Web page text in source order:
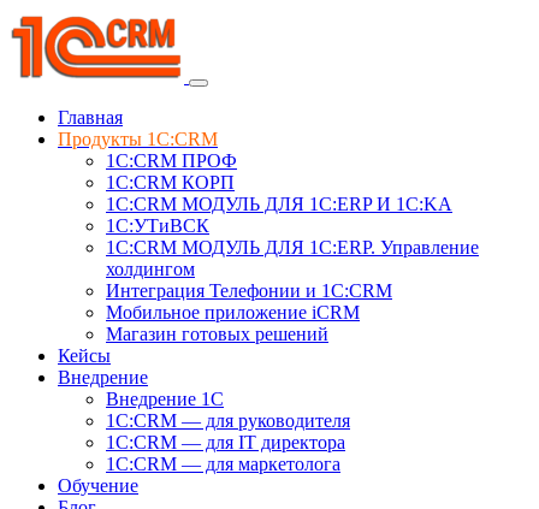
Главная
Продукты 1C:CRM
1С:CRM ПРОФ
1С:CRM КОРП
1С:CRM МОДУЛЬ ДЛЯ 1C:ERP И 1C:KA
1C:УТиВСК
1С:CRM МОДУЛЬ ДЛЯ 1C:ERP. Управление
холдингом
Интеграция Телефонии и 1C:CRM
Мобильное приложение iCRM
Магазин готовых решений
Кейсы
Внедрение
Внедрение 1C
1С:CRM — для руководителя
1С:CRM — для IT директора
1С:CRM — для маркетолога
Обучение